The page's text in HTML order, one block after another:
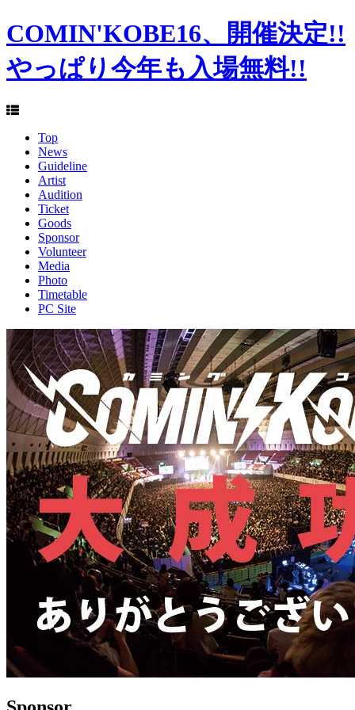
COMIN'KOBE16、開催決定!!
やっぱり今年も入場無料!!
Top
News
Guideline
Artist
Audition
Ticket
Goods
Sponsor
Volunteer
Media
Photo
Timetable
PC Site